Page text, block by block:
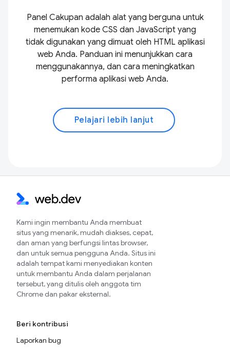
Panel Cakupan adalah alat yang berguna untuk
menemukan kode CSS dan JavaScript yang
tidak digunakan yang dimuat oleh HTML aplikasi
web Anda. Panduan ini menunjukkan cara
menggunakannya, dan cara meningkatkan
performa aplikasi web Anda.
Pelajari lebih lanjut
Kami ingin membantu Anda membuat
situs yang menarik, mudah diakses, cepat,
dan aman yang berfungsi lintas browser,
dan untuk semua pengguna Anda. Situs ini
adalah tempat kami menyediakan konten
untuk membantu Anda dalam perjalanan
tersebut, yang ditulis oleh anggota tim
Chrome dan pakar eksternal.
Beri kontribusi
Laporkan bug